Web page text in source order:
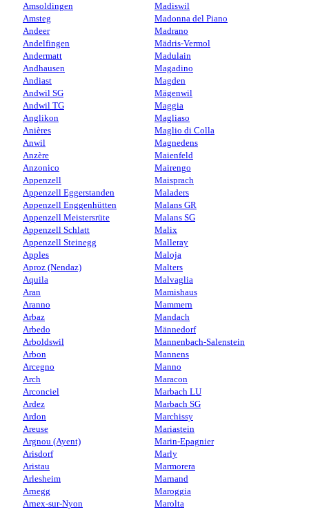
Amsoldingen
Amsteg
Andeer
Andelfingen
Andermatt
Andhausen
Andiast
Andwil SG
Andwil TG
Anglikon
Anières
Anwil
Anzère
Anzonico
Appenzell
Appenzell Eggerstanden
Appenzell Enggenhütten
Appenzell Meistersrüte
Appenzell Schlatt
Appenzell Steinegg
Apples
Aproz (Nendaz)
Aquila
Aran
Aranno
Arbaz
Arbedo
Arboldswil
Arbon
Arcegno
Arch
Arconciel
Ardez
Ardon
Areuse
Argnou (Ayent)
Arisdorf
Aristau
Arlesheim
Arnegg
Arnex-sur-Nyon
Madiswil
Madonna del Piano
Madrano
Mädris-Vermol
Madulain
Magadino
Magden
Mägenwil
Maggia
Magliaso
Maglio di Colla
Magnedens
Maienfeld
Mairengo
Maisprach
Maladers
Malans GR
Malans SG
Malix
Malleray
Maloja
Malters
Malvaglia
Mamishaus
Mammern
Mandach
Männedorf
Mannenbach-Salenstein
Mannens
Manno
Maracon
Marbach LU
Marbach SG
Marchissy
Mariastein
Marin-Epagnier
Marly
Marmorera
Marnand
Maroggia
Marolta